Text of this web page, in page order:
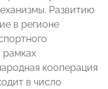
Развитию
в регионе
рамках
кооперация
в число